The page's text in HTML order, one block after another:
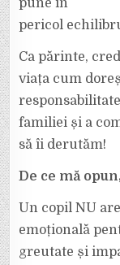
pune în
pericol
Ca părinte,
viața cum
familiei și a
să îi derutăm!
De ce mă
Un copil NU
emoțională
greutate și